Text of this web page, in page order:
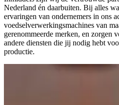
Nederland én daarbuiten. Bij alles
ervaringen van ondernemers in ons
voedselverwerkingsmachines van
gerenommeerde merken, en zorgen
andere diensten die jij nodig hebt
productie.